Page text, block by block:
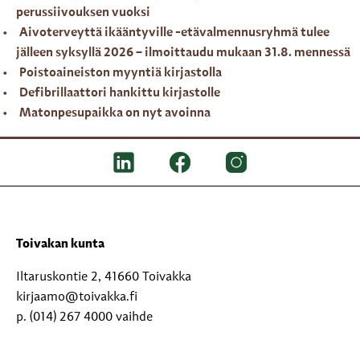
perussiivouksen vuoksi
Aivoterveyttä ikääntyville -etävalmennusryhmä tulee
jälleen syksyllä 2026 – ilmoittaudu mukaan 31.8. mennessä
Poistoaineiston myyntiä kirjastolla
Defibrillaattori hankittu kirjastolle
Matonpesupaikka on nyt avoinna
Toivakan kunta
Iltaruskontie 2, 41660 Toivakka
kirjaamo@toivakka.fi
p. (014) 267 4000 vaihde